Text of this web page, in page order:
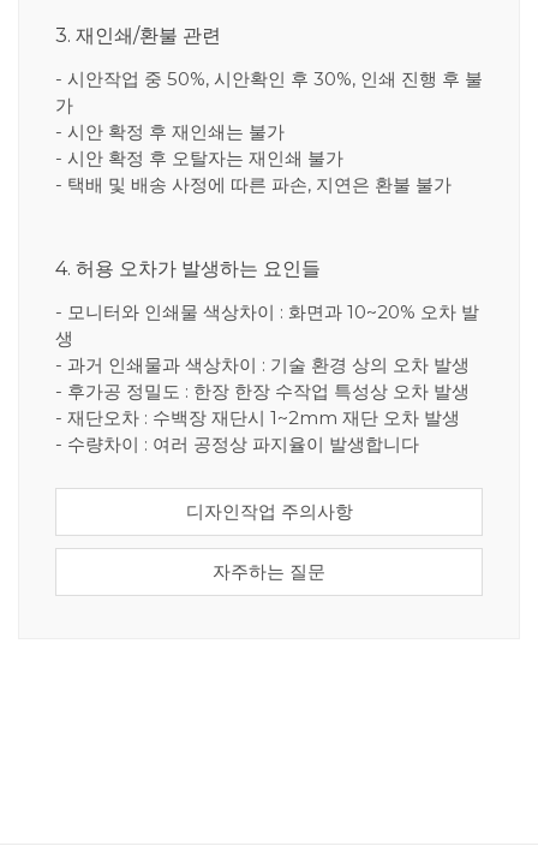
3. 재인쇄/환불 관련
- 시안작업 중 50%, 시안확인 후 30%, 인쇄 진행 후 불
가
- 시안 확정 후 재인쇄는 불가
- 시안 확정 후 오탈자는 재인쇄 불가
- 택배 및 배송 사정에 따른 파손, 지연은 환불 불가
4. 허용 오차가 발생하는 요인들
- 모니터와 인쇄물 색상차이 : 화면과 10~20% 오차 발
생
- 과거 인쇄물과 색상차이 : 기술 환경 상의 오차 발생
- 후가공 정밀도 : 한장 한장 수작업 특성상 오차 발생
- 재단오차 : 수백장 재단시 1~2mm 재단 오차 발생
- 수량차이 : 여러 공정상 파지율이 발생합니다
디자인작업 주의사항
자주하는 질문